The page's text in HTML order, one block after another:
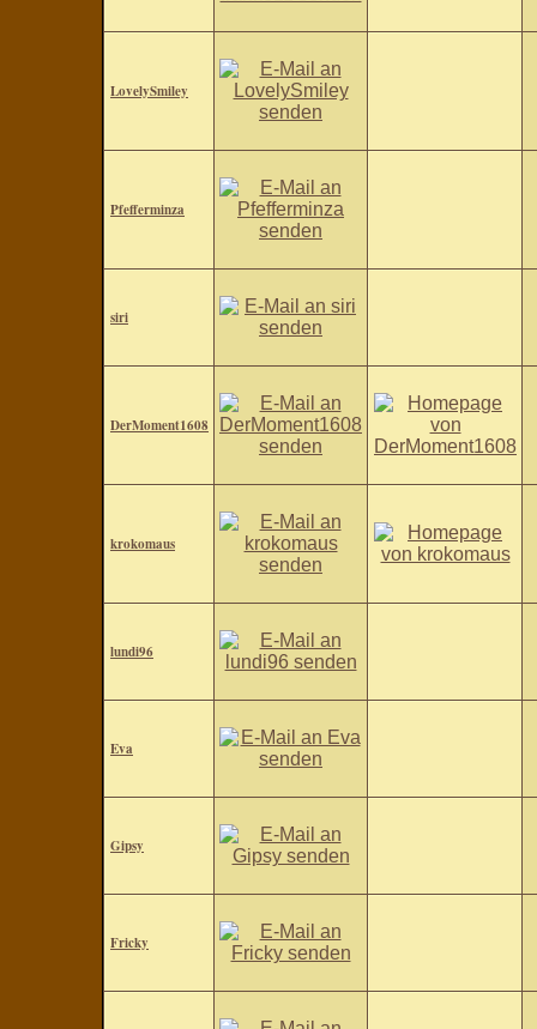
LovelySmiley
Pfefferminza
siri
DerMoment1608
krokomaus
lundi96
Eva
Gipsy
Fricky